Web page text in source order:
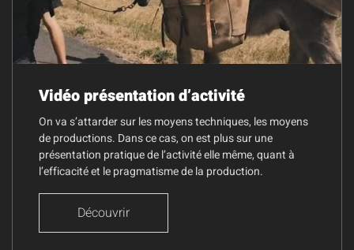
Vidéo présentation d’activité
On va s’attarder sur les moyens techniques, les moyens
de productions. Dans ce cas, on est plus sur une
présentation pratique de l’activité elle même, quant à
l’efficacité et le pragmatisme de la production.
Découvrir